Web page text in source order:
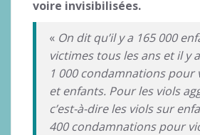
voire invisibilisées.
« On dit qu’il y a 165 000
victimes tous les ans et il y
1 000 condamnations pour
et enfants. Pour les viols
c’est-à-dire les viols sur
400 condamnations pour